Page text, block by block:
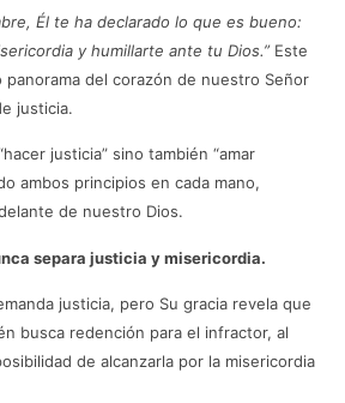
Él te ha declarado lo que es bueno:
y humillarte ante tu Dios.” Este
panorama del corazón de nuestro Señor
justicia.
justicia” sino también “amar
ambos principios en cada mano,
de nuestro Dios.
separa justicia y misericordia.
justicia, pero Su gracia revela que
busca redención para el infractor, al
de alcanzarla por la misericordia